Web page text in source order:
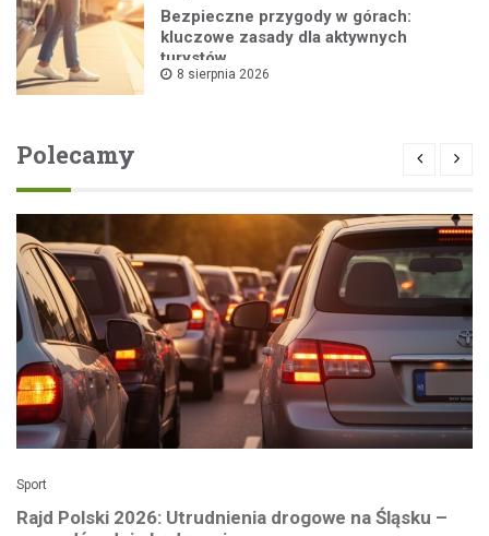
Bezpieczne przygody w górach:
kluczowe zasady dla aktywnych
turystów
8 sierpnia 2026
Polecamy
Sport
Rajd Polski 2026: Utrudnienia drogowe na Śląsku –